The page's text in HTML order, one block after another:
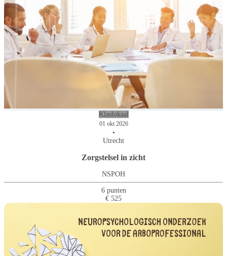
Klaslokaal
01 okt 2026
•
Utrecht
Zorgstelsel in zicht
NSPOH
6 punten
€ 525